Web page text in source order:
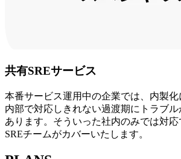
共有SREサービス
本番サービス運用中の企業では、内製
内部で対応しきれない過渡期にトラブ
あります。そういった社内のみでは対
SREチームがカバーいたします。